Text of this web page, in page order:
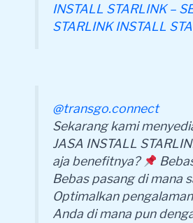
INSTALL STARLINK –
STARLINK INSTALL
@transgo.connect
Sekarang kami
JASA INSTALL
aja benefitnya?
Bebas pasang di mana
Optimalkan
Anda di mana pun